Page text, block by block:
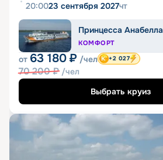
20:0023 сентября 2027чт
Принцесса Анабелла
КОМФОРТ
от 63 180 ₽ /чел
70 200₽ /чел
+2 027
Выбрать круиз